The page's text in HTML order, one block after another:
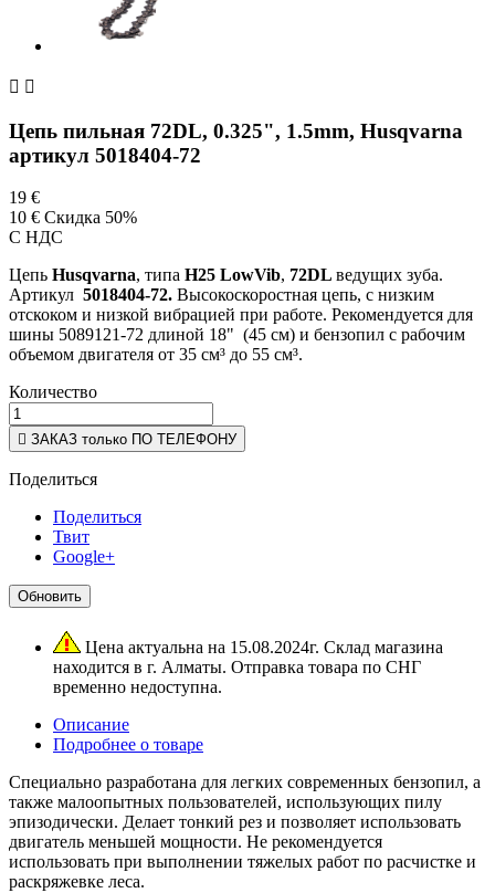
 
Цепь пильная 72DL, 0.325", 1.5mm, Husqvarna
артикул 5018404-72
19 €
10 € Скидка 50%
С НДС
Цепь Husqvarna, типа H25 LowVib, 72DL ведущих зуба.
Артикул 5018404-72. Высокоскоростная цепь, c низким
отскоком и низкой вибрацией при работе. Рекомендуется для
шины 5089121-72 длиной 18" (45 см) и бензопил с рабочим
объемом двигателя от 35 см³ до 55 см³.
Количество
 ЗАКАЗ только ПО ТЕЛЕФОНУ
Поделиться
Поделиться
Твит
Google+
Цена актуальна на 15.08.2024г. Склад магазина
находится в г. Алматы. Отправка товара по СНГ
временно недоступна.
Описание
Подробнее о товаре
Специально разработана для легких современных бензопил, а
также малоопытных пользователей, использующих пилу
эпизодически. Делает тонкий рез и позволяет использовать
двигатель меньшей мощности. Не рекомендуется
использовать при выполнении тяжелых работ по расчистке и
раскряжевке леса.